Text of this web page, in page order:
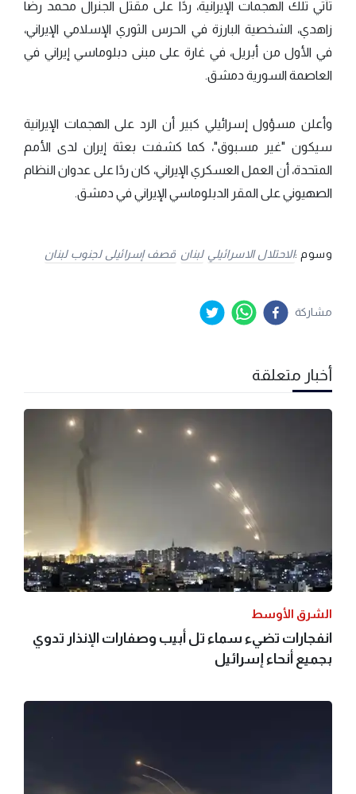
تأتي تلك الهجمات الإيرانية، ردًا على مقتل الجنرال محمد رضا
زاهدي، الشخصية البارزة في الحرس الثوري الإسلامي الإيراني،
في الأول من أبريل، في غارة على مبنى دبلوماسي إيراني في
العاصمة السورية دمشق.
وأعلن مسؤول إسرائيلي كبير أن الرد على الهجمات الإيرانية
سيكون "غير مسبوق"، كما كشفت بعثة إيران لدى الأمم
المتحدة، أن العمل العسكري الإيراني، كان ردًا على عدوان النظام
الصهيوني على المقر الدبلوماسي الإيراني في دمشق.
وسوم :الاحتلال الاسرائيلي لبنان قصف إسرائيلى لجنوب لبنان
مشاركة
أخبار متعلقة
الشرق الأوسط
انفجارات تضيء سماء تل أبيب وصفارات الإنذار تدوي
بجميع أنحاء إسرائيل